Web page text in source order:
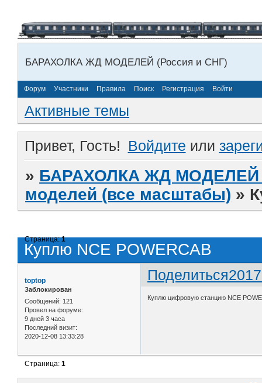
БАРАХОЛКА ЖД МОДЕЛЕЙ (Россия и СНГ)
Форум Участники Правила Поиск Регистрация Войти
Активные темы
Привет, Гость! Войдите или
» БАРАХОЛКА ЖД МОДЕЛЕЙ
моделей (все масштабы) »
Куплю NCE POWERCAB
Страница:1
Поделиться
toptop
Заблокирован
Сообщений: 121
Провел на форуме:
9 дней 3 часа
Последний визит:
2020-12-08 13:33:28
Куплю цифровую станцию NCE
Страница:1